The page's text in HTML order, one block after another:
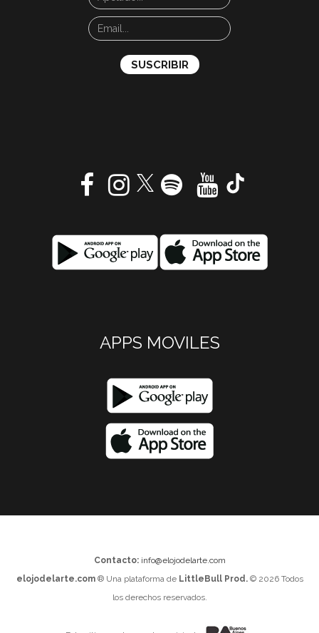
APPS MOVILES
Contacto: info@elojodelarte.com
elojodelarte.com® Una plataforma de LittleBull Prod.© 2026 Todos
los derechos reservados.